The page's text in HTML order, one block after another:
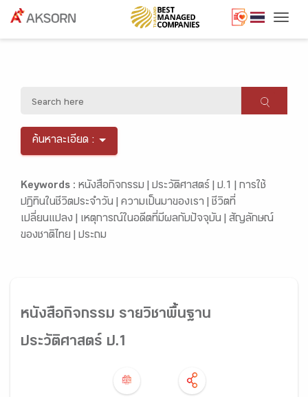
ค้นหาละเอียด :
Keywords : หนังสือกิจกรรม | ประวัติศาสตร์ | ป.1 | การใช้
ปฏิทินในชีวิตประจำวัน | ความเป็นมาของเรา | ชีวิตที่
เปลี่ยนแปลง | เหตุการณ์ในอดีตที่มีผลกับปัจจุบัน | สัญลักษณ์
ของชาติไทย | ประถม
หนังสือกิจกรรม รายวิชาพื้นฐาน
ประวัติศาสตร์ ป.1